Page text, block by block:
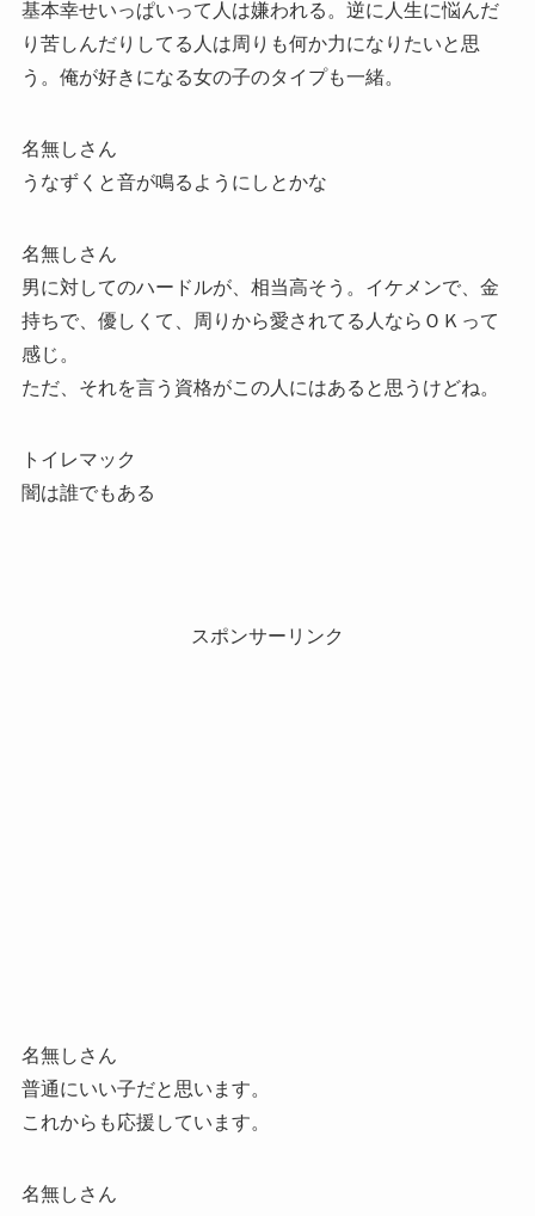
基本幸せいっぱいって人は嫌われる。逆に人生に悩んだ
り苦しんだりしてる人は周りも何か力になりたいと思
う。俺が好きになる女の子のタイプも一緒。
名無しさん
うなずくと音が鳴るようにしとかな
名無しさん
男に対してのハードルが、相当高そう。イケメンで、金
持ちで、優しくて、周りから愛されてる人ならＯＫって
感じ。
ただ、それを言う資格がこの人にはあると思うけどね。
トイレマック
闇は誰でもある
スポンサーリンク
名無しさん
普通にいい子だと思います。
これからも応援しています。
名無しさん